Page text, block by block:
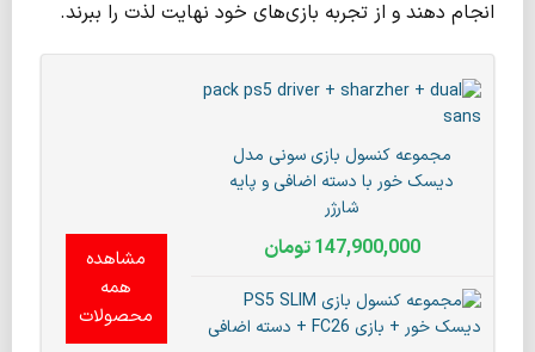
انجام دهند و از تجربه بازی‌های خود نهایت لذت را ببرند.
مجموعه کنسول بازی سونی مدل
دیسک خور با دسته اضافی و پایه
شارژر
147,900,000تومان
مشاهده
همه
محصولات